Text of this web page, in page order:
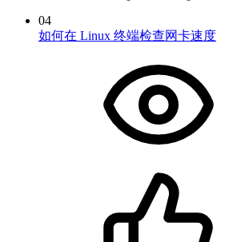
04
如何在 Linux 终端检查网卡速度